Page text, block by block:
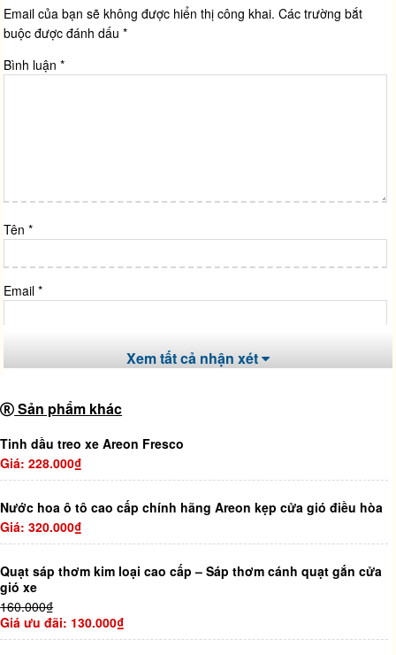
Email của bạn sẽ không được hiển thị công khai. Các trường bắt
buộc được đánh dấu*
Bình luận*
Tên*
Email*
Lưu tên của tôi, email, và trang web trong trình duyệt này cho
lần bình luận kế tiếp của tôi.
Xem tất cả nhận xét
Sản phẩm khác
Tinh dầu treo xe Areon Fresco
Giá: 228.000₫
Nước hoa ô tô cao cấp chính hãng Areon kẹp cửa gió điều hòa
Giá: 320.000₫
Quạt sáp thơm kim loại cao cấp – Sáp thơm cánh quạt gắn cửa
gió xe
160.000₫
Giá ưu đãi: 130.000₫